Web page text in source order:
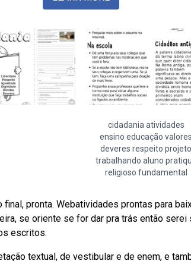
cidadania atividades
ensino educação valores
deveres respeito projeto
trabalhando aluno
religioso fundamental
pronta. Webatividades prontas para
se oriente se for dar pra trás então
escritos.
textual, de vestibular e de enem, e